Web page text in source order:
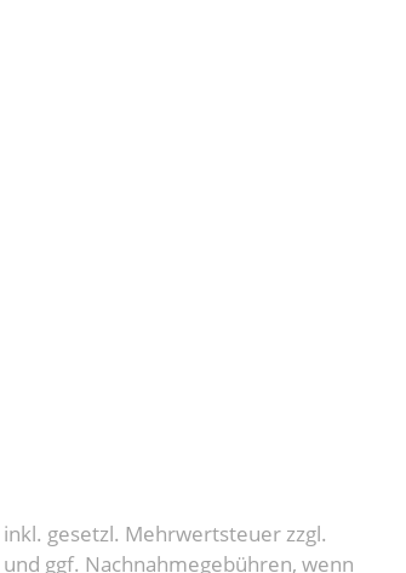
gesetzl. Mehrwertsteuer zzgl.
und ggf. Nachnahmegebühren, wenn